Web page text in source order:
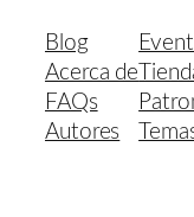
Blog
Acerca de
FAQs
Autores